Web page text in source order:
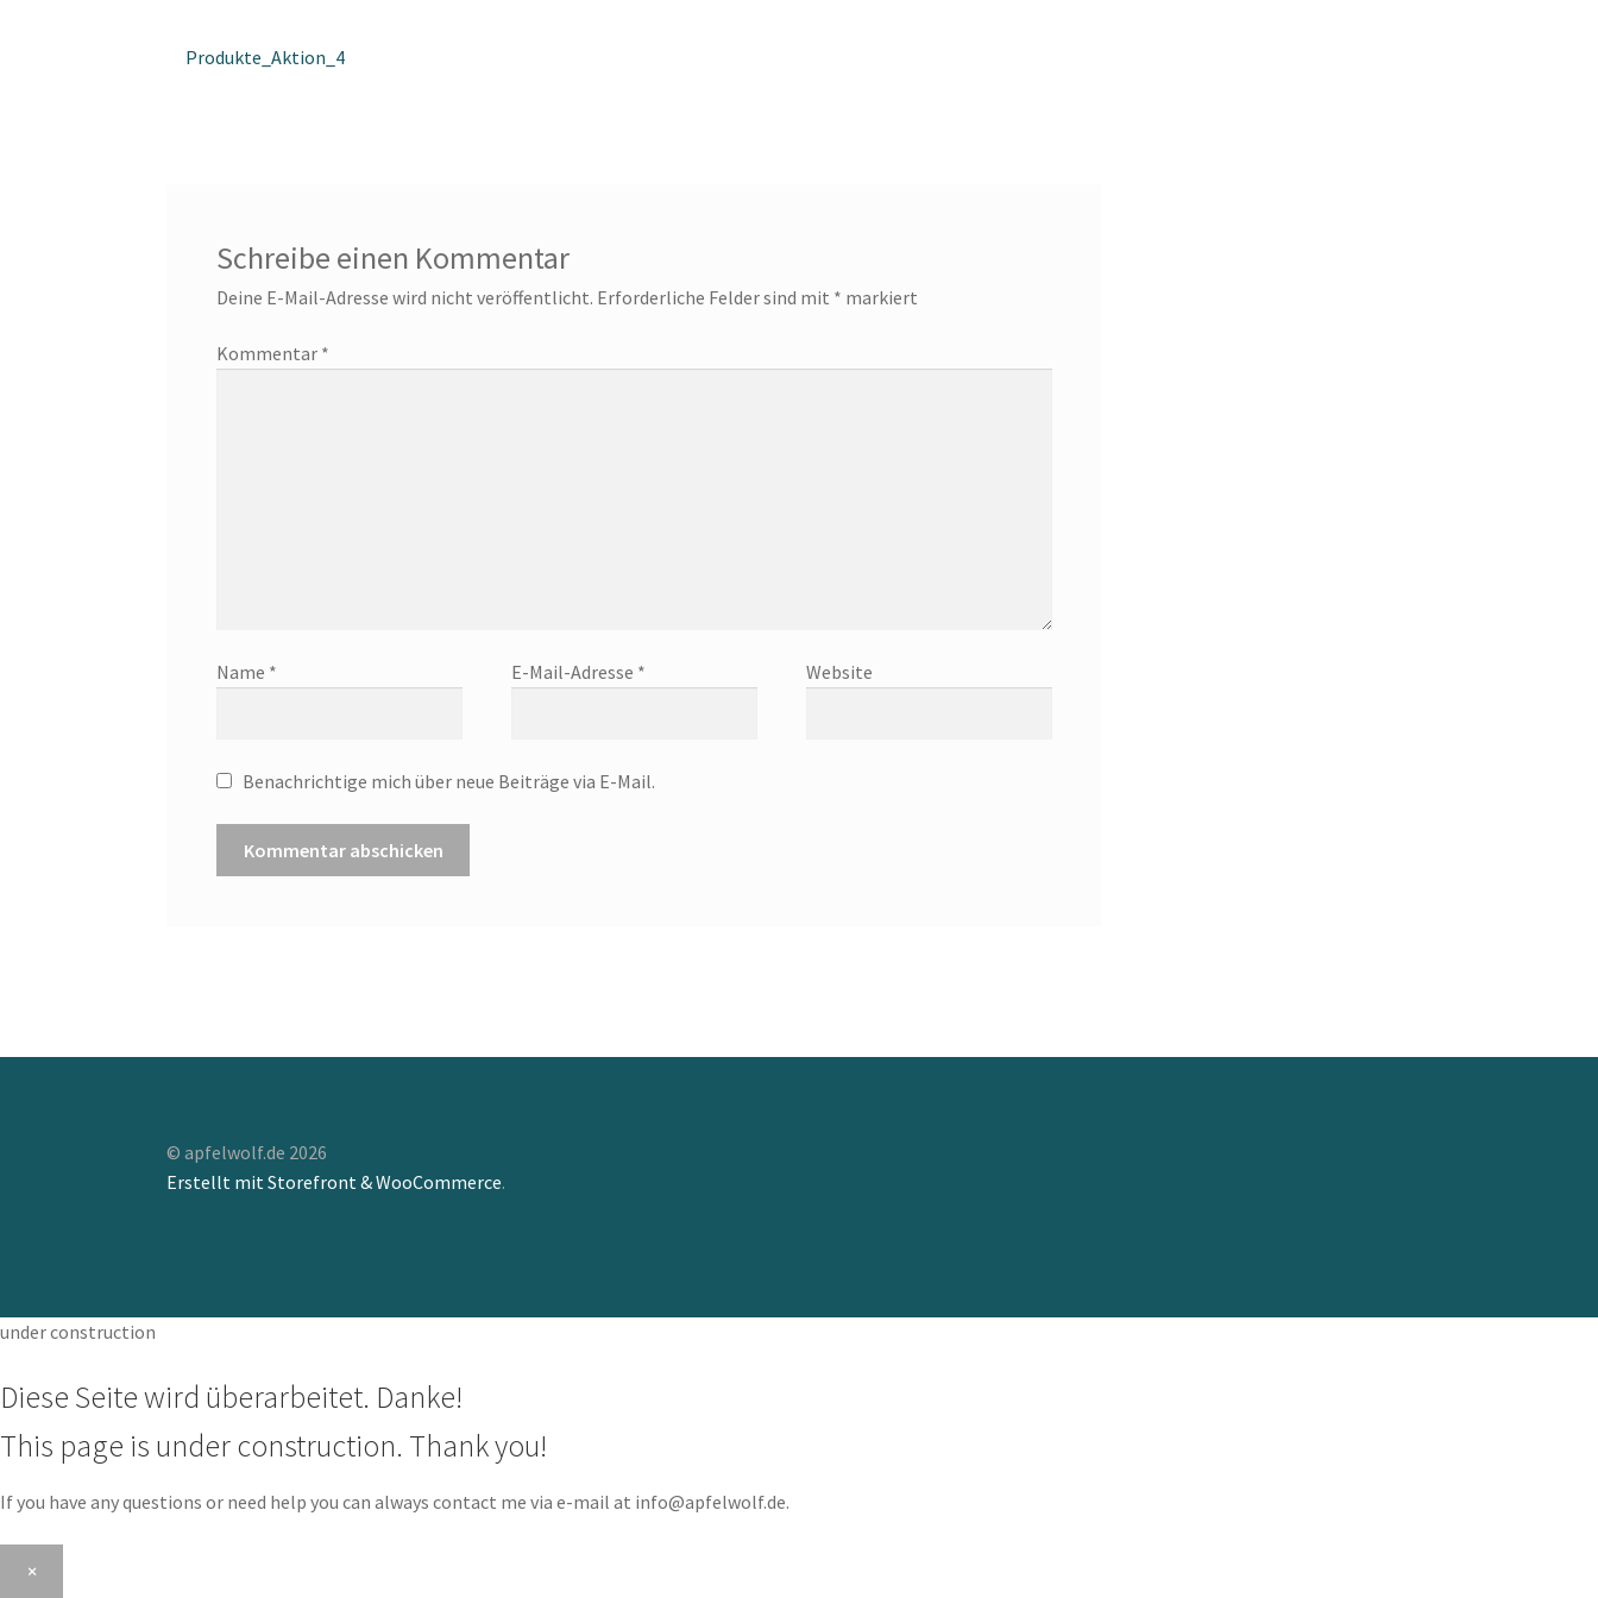
Beitragsnavigation
Vorheriger
Produkte_Aktion_4
Schreibe einen Kommentar
Deine E-Mail-Adresse wird nicht veröffentlicht. Erforderliche Felder sind mit * markiert
Kommentar *
Name * E-Mail-Adresse * Website
Benachrichtige mich über neue Beiträge via E-Mail.
© apfelwolf.de 2026
Erstellt mit Storefront & WooCommerce.
under construction
Diese Seite wird überarbeitet. Danke!
This page is under construction. Thank you!
If you have any questions or need help you can always contact me via e-mail at info@apfelwolf.de.
×